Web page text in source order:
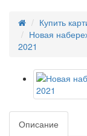
Купить
Новая
2021
Описание